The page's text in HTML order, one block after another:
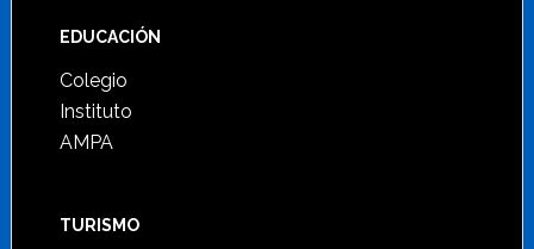
Footer
EDUCACIÓN
Colegio
Instituto
AMPA
TURISMO